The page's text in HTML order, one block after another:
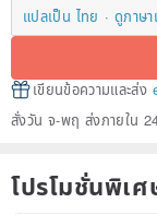
แปลเป็น ไทย
ดูภาษ
เขียนข้อความและส่ง
สั่งวัน จ-พฤ ส่งภายใน
โปรโมชั่นพิเศ